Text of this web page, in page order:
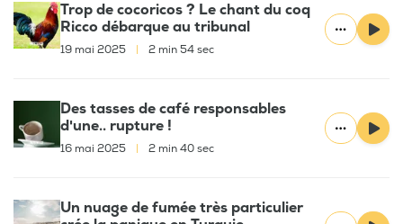
Trop de cocoricos ? Le chant du coq
Ricco débarque au tribunal
19 mai 2025 2 min 54 sec
Des tasses de café responsables
d'une.. rupture !
16 mai 2025 2 min 40 sec
Un nuage de fumée très particulier